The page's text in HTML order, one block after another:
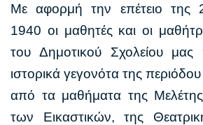
Με αφορμή την επέτειο της
1940 οι μαθητές και οι
του Δημοτικού Σχολείου μας
ιστορικά γεγονότα της
από τα μαθήματα της Μελέτης
των Εικαστικών, της